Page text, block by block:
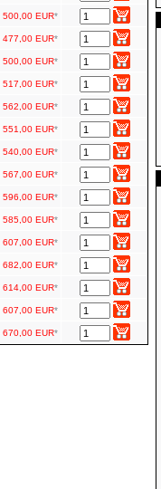
500,00 EUR*
477,00 EUR*
500,00 EUR*
517,00 EUR*
562,00 EUR*
551,00 EUR*
540,00 EUR*
567,00 EUR*
596,00 EUR*
585,00 EUR*
607,00 EUR*
682,00 EUR*
614,00 EUR*
607,00 EUR*
670,00 EUR*